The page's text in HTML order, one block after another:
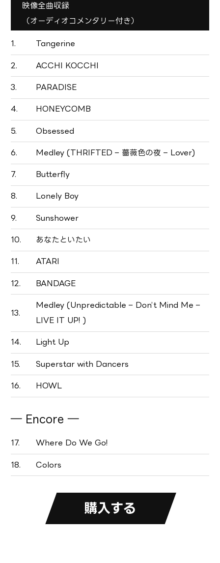
映像全曲収録
（オーディオコメンタリー付き）
1. Tangerine
2. ACCHI KOCCHI
3. PARADISE
4. HONEYCOMB
5. Obsessed
6. Medley (THRIFTED – 薔薇色の夜 – Lover)
7. Butterfly
8. Lonely Boy
9. Sunshower
10. あなたといたい
11. ATARI
12. BANDAGE
13.
Medley (Unpredictable – Don’t Mind Me –
LIVE IT UP! )
14. Light Up
15. Superstar with Dancers
16. HOWL
― Encore ―
17. Where Do We Go!
18. Colors
購入する